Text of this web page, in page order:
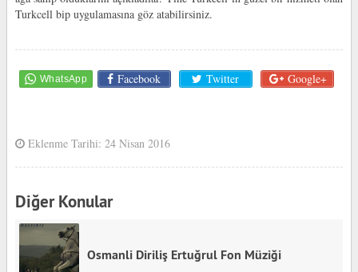
Turkcell bip uygulamasına göz atabilirsiniz.
Facebook Twitter Google+
Eklenme Tarihi: 24 Nisan 2016
Diğer Konular
Osmanli Diriliş Ertuğrul Fon Müziği